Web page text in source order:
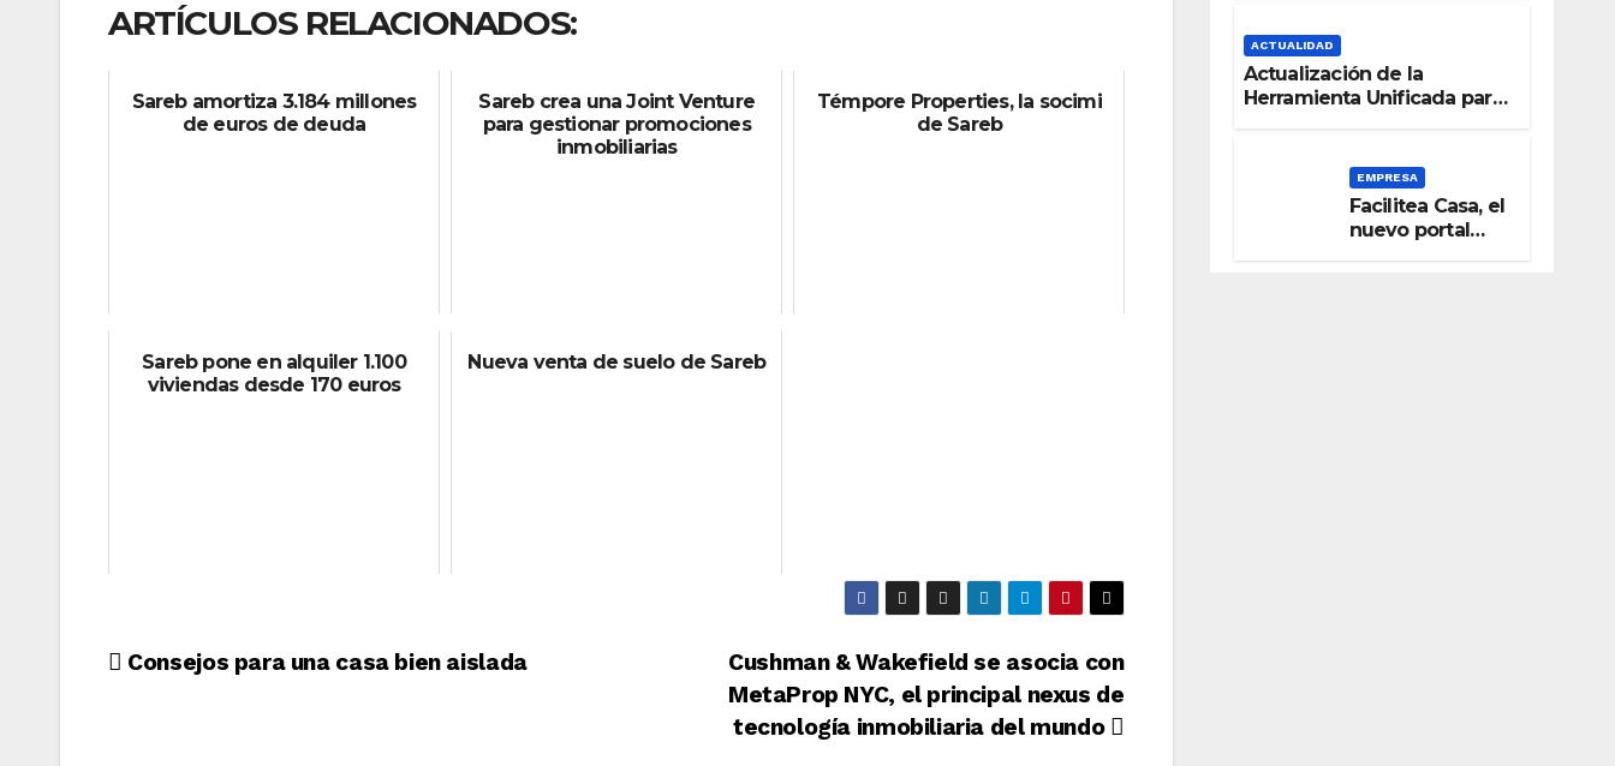
ARTÍCULOS RELACIONADOS:
Sareb amortiza 3.184 millones
de euros de deuda
Sareb crea una Joint Venture
para gestionar promociones
inmobiliarias
Témpore Properties, la socimi
de Sareb
Sareb pone en alquiler 1.100
viviendas desde 170 euros
Nueva venta de suelo de Sareb
Navegación
Cushman & Wakefield se asocia con
MetaProp NYC, el principal nexus de
tecnología inmobiliaria del mundo
Consejos para una casa bien aislada
ACTUALIDAD
Actualización de la
Herramienta Unificada para
EMPRESA
Facilitea Casa, el
nuevo portal